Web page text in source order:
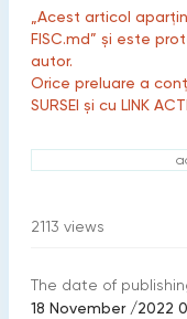
„Acest articol
FISC.md” și este
autor.
Orice preluare a
SURSEI și cu LINK
2113 views
The date of
18 November /2022